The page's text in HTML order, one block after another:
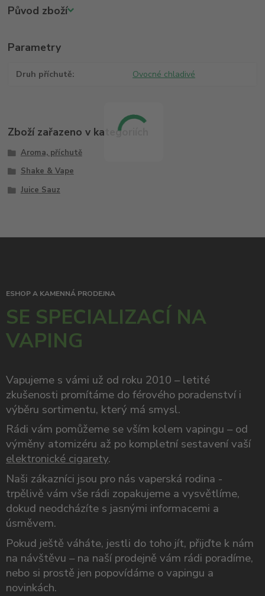
Původ zboží
Parametry
Druh příchutě Ovocné chladivé
Zboží zařazeno v kategoriích
Aroma, příchutě
Shake & Vape
Juice Sauz
ESHOP A KAMENNÁ PRODEJNA
SE SPECIALIZACÍ NA
VAPING
Vapujeme s vámi už od roku 2010 – letité
zkušenosti promítáme do férového poradenství i
výběru sortimentu, který má smysl.
Rádi vám pomůžeme se vším kolem vapingu – od
výměny atomizéru až po kompletní sestavení vaší
elektronické cigarety.
Naši zákazníci jsou pro nás vaperská rodina -
trpělivě vám vše rádi zopakujeme a vysvětlíme,
dokud neodcházíte s jasnými informacemi a
úsměvem.
Pokud ještě váháte, jestli do toho jít, přijďte k nám
na návštěvu – na naší prodejně vám rádi poradíme,
nebo si prostě jen popovídáme o vapingu a
novinkách.